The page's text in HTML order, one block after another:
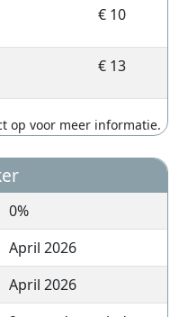
€ 10
€ 13
op voor meer informatie.
0%
April 2026
April 2026